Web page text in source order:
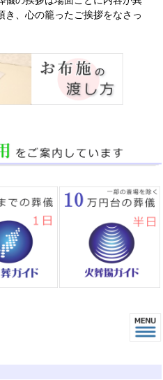
き、心の籠ったご挨拶をなさっ